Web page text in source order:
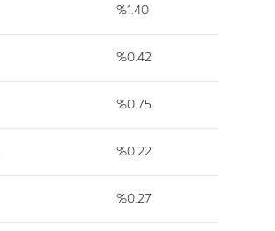
%1.40
%0.42
%0.75
%0.22
%0.27